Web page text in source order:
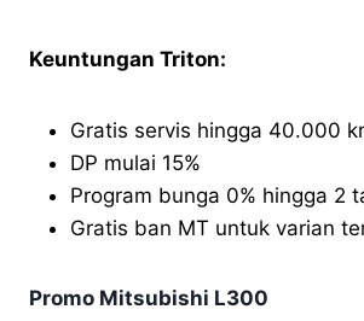
Keuntungan Triton:
Gratis servis hingga 40.000
DP mulai 15%
Program bunga 0% hingga 2
Gratis ban MT untuk varian
Promo Mitsubishi L300